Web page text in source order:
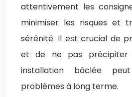
attentivement les
minimiser les risques et
sérénité. Il est crucial de
et de ne pas précipiter
installation bâclée
problèmes à long terme.